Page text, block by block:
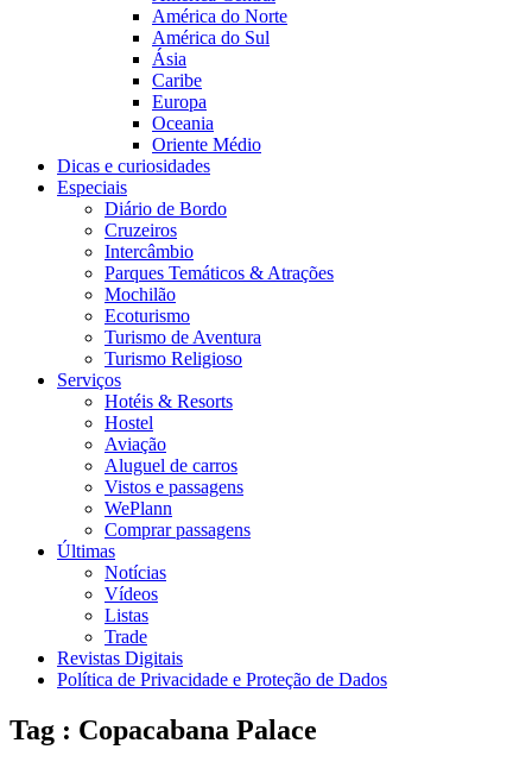
América do Norte
América do Sul
Ásia
Caribe
Europa
Oceania
Oriente Médio
Dicas e curiosidades
Especiais
Diário de Bordo
Cruzeiros
Intercâmbio
Parques Temáticos & Atrações
Mochilão
Ecoturismo
Turismo de Aventura
Turismo Religioso
Serviços
Hotéis & Resorts
Hostel
Aviação
Aluguel de carros
Vistos e passagens
WePlann
Comprar passagens
Últimas
Notícias
Vídeos
Listas
Trade
Revistas Digitais
Política de Privacidade e Proteção de Dados
Tag : Copacabana Palace